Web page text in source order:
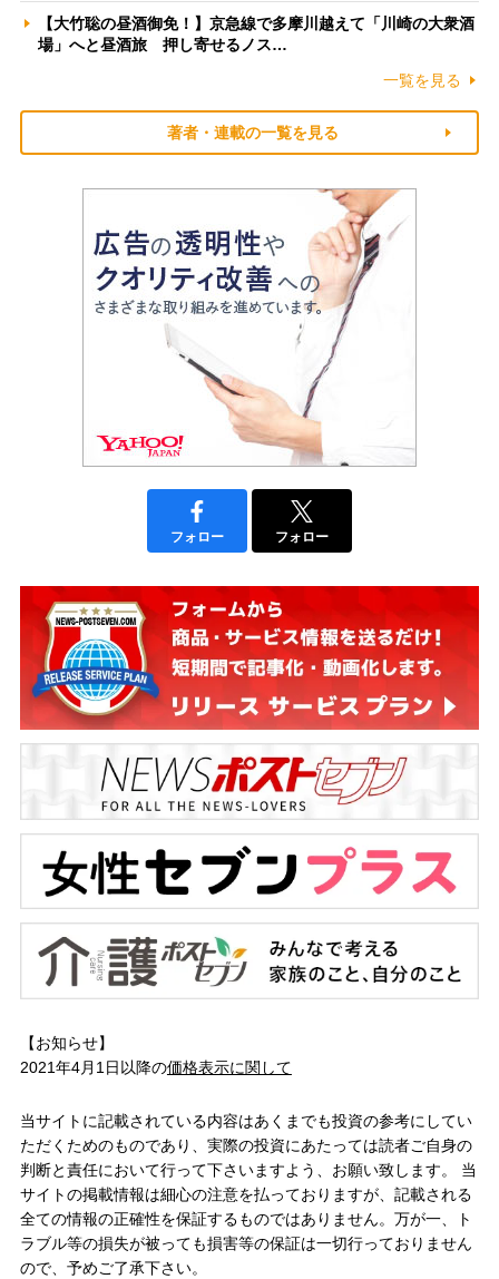
【大竹聡の昼酒御免！】京急線で多摩川越えて「川崎の大衆酒
場」へと昼酒旅 押し寄せるノス…
一覧を見る
著者・連載の一覧を見る
フォロー フォロー
【お知らせ】
2021年4月1日以降の価格表示に関して
当サイトに記載されている内容はあくまでも投資の参考にしてい
ただくためのものであり、実際の投資にあたっては読者ご自身の
判断と責任において行って下さいますよう、お願い致します。 当
サイトの掲載情報は細心の注意を払っておりますが、記載される
全ての情報の正確性を保証するものではありません。万が一、ト
ラブル等の損失が被っても損害等の保証は一切行っておりません
ので、予めご了承下さい。